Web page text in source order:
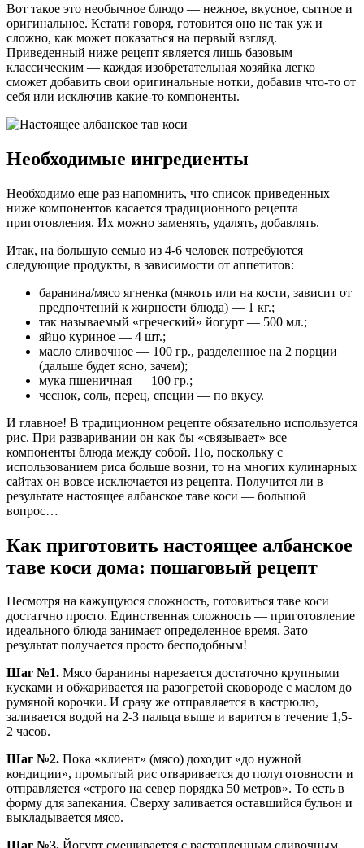
Вот такое это необычное блюдо — нежное, вкусное, сытное и
оригинальное. Кстати говоря, готовится оно не так уж и
сложно, как может показаться на первый взгляд.
Приведенный ниже рецепт является лишь базовым
классическим — каждая изобретательная хозяйка легко
сможет добавить свои оригинальные нотки, добавив что-то от
себя или исключив какие-то компоненты.
Необходимые ингредиенты
Необходимо еще раз напомнить, что список приведенных
ниже компонентов касается традиционного рецепта
приготовления. Их можно заменять, удалять, добавлять.
Итак, на большую семью из 4-6 человек потребуются
следующие продукты, в зависимости от аппетитов:
баранина/мясо ягненка (мякоть или на кости, зависит от
предпочтений к жирности блюда) — 1 кг.;
так называемый «греческий» йогурт — 500 мл.;
яйцо куриное — 4 шт.;
масло сливочное — 100 гр., разделенное на 2 порции
(дальше будет ясно, зачем);
мука пшеничная — 100 гр.;
чеснок, соль, перец, специи — по вкусу.
И главное! В традиционном рецепте обязательно используется
рис. При разваривании он как бы «связывает» все
компоненты блюда между собой. Но, поскольку с
использованием риса больше возни, то на многих кулинарных
сайтах он вовсе исключается из рецепта. Получится ли в
результате настоящее албанское таве коси — большой
вопрос…
Как приготовить настоящее албанское
таве коси дома: пошаговый рецепт
Несмотря на кажущуюся сложность, готовиться таве коси
достатчно просто. Единственная сложность — приготовление
идеального блюда занимает определенное время. Зато
результат получается просто бесподобным!
Шаг №1. Мясо баранины нарезается достаточно крупными
кусками и обжаривается на разогретой сковороде с маслом до
румяной корочки. И сразу же отправляется в кастрюлю,
заливается водой на 2-3 пальца выше и варится в течение 1,5-
2 часов.
Шаг №2. Пока «клиент» (мясо) доходит «до нужной
кондиции», промытый рис отваривается до полуготовности и
отправляется «строго на север порядка 50 метров». То есть в
форму для запекания. Сверху заливается оставшийся бульон и
выкладывается мясо.